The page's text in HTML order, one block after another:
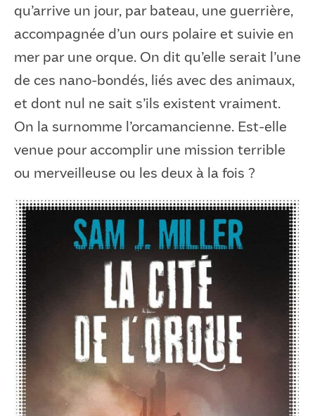
qu’arrive un jour, par bateau, une guerrière,
accompagnée d’un ours polaire et suivie en
mer par une orque. On dit qu’elle serait l’une
de ces nano-bondés, liés avec des animaux,
et dont nul ne sait s’ils existent vraiment.
On la surnomme l’orcamancienne. Est-elle
venue pour accomplir une mission terrible
ou merveilleuse ou les deux à la fois ?